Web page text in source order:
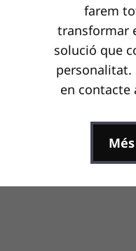
farem
transformar
solució que
personalitat.
en contacte